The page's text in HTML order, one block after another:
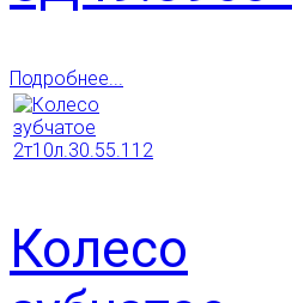
Подробнее...
Колесо